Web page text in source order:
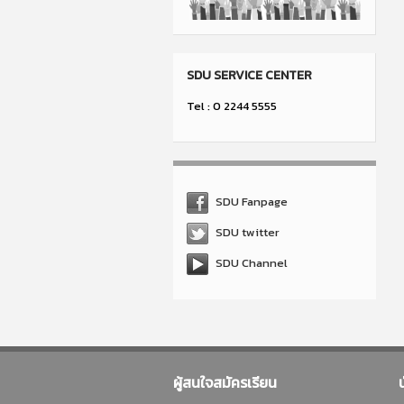
SDU SERVICE CENTER
Tel : 0 2244 5555
SDU Fanpage
SDU twitter
SDU Channel
ผู้สนใจสมัครเรียน